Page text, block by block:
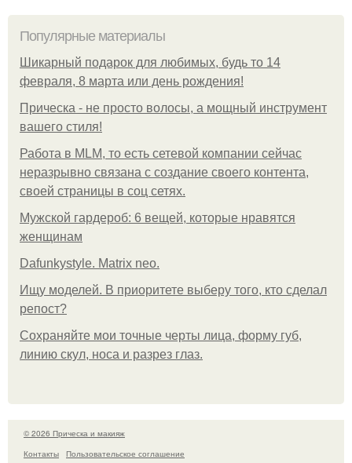
Популярные материалы
Шикарный подарок для любимых, будь то 14
февраля, 8 марта или день рождения!
Прическа - не просто волосы, а мощный инструмент
вашего стиля!
Работа в MLM, то есть сетевой компании сейчас
неразрывно связана с создание своего контента,
своей страницы в соц сетях.
Мужской гардероб: 6 вещей, которые нравятся
женщинам
Dafunkystyle. Matrix neo.
Ищу моделей. В приоритете выберу того, кто сделал
репост?
Сохраняйте мои точные черты лица, форму губ,
линию скул, носа и разрез глаз.
© 2026 Прическа и макияж
Контакты
Пользовательское соглашение